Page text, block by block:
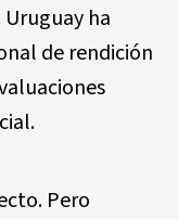
ha
de rendición
Pero